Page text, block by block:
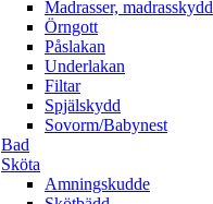
Madrasser, madrasskydd
Örngott
Påslakan
Underlakan
Filtar
Spjälskydd
Sovorm/Babynest
Bad
Sköta
Amningskudde